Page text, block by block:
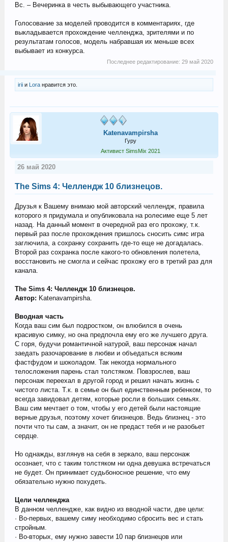
Вс. – Вечеринка в честь выбывающего участника.
Голосование за моделей проводится в комментариях, где
выкладывается прохождение челленджа, зрителями и по
результатам голосов, модель набравшая их меньше всех
выбывает из конкурса.
Последнее редактирование:29 май 2020
iriiи Loraнравится это.
Katenavampirsha
Гуру
Активист SimsMix 2021
26 май 2020
The Sims 4: Челлендж 10 близнецов.
Друзья к Вашему внимаю мой авторский челлендж, правила
которого я придумала и опубликовала на ролесиме еще 5 лет
назад. На данный момент в очередной раз его прохожу, т.к.
первый раз после прохождения пришлось сносить симс игра
заглючила, а сохранку сохранить где-то еще не догадалась.
Второй раз сохранка после какого-то обновления полетела,
восстановить не смогла и сейчас прохожу его в третий раз для
канала.
The Sims 4: Челлендж 10 близнецов.
Автор: Katenavampirsha.
Вводная часть
Когда ваш сим был подростком, он влюбился в очень
красивую симку, но она предпочла ему его же лучшего друга.
С горя, будучи романтичной натурой, ваш персонаж начал
заедать разочарование в любви и объедаться всяким
фастфудом и шоколадом. Так некогда нормального
телосложения парень стал толстяком. Повзрослев, ваш
персонаж переехал в другой город и решил начать жизнь с
чистого листа. Т.к. в семье он был единственным ребенком, то
всегда завидовал детям, которые росли в больших семьях.
Ваш сим мечтает о том, чтобы у его детей были настоящие
верные друзья, поэтому хочет близнецов. Ведь близнец - это
почти что ты сам, а значит, он не предаст тебя и не разобьет
сердце.
Но однажды, взглянув на себя в зеркало, ваш персонаж
осознает, что с таким толстяком ни одна девушка встречаться
не будет. Он принимает судьбоносное решение, что ему
обязательно нужно похудеть.
Цели челленджа
В данном челлендже, как видно из вводной части, две цели:
· Во-первых, вашему симу необходимо сбросить вес и стать
стройным.
· Во-вторых, ему нужно завести 10 пар близнецов или